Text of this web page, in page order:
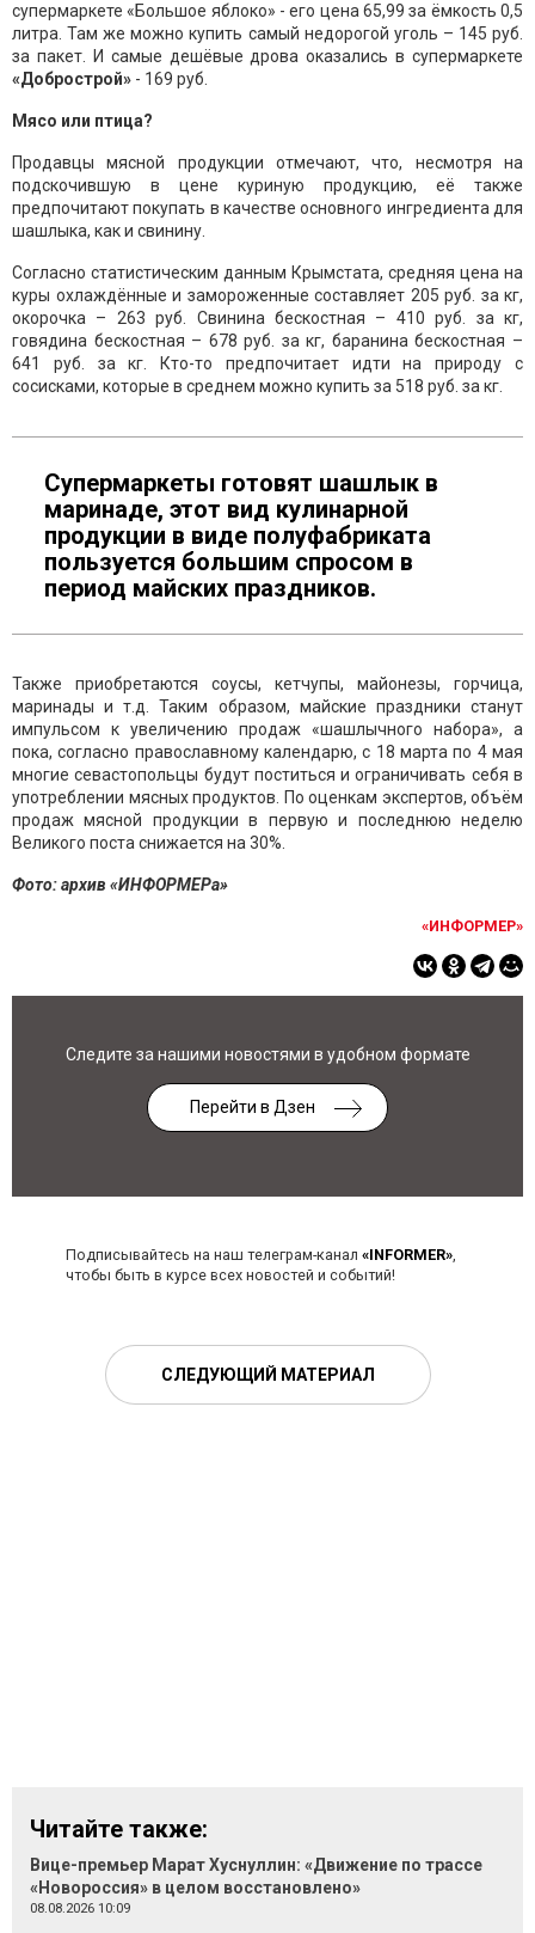
супермаркете «Большое яблоко» - его цена 65,99 за ёмкость 0,5
литра. Там же можно купить самый недорогой уголь – 145 руб.
за пакет. И самые дешёвые дрова оказались в супермаркете
«Добрострой» - 169 руб.
Мясо или птица?
Продавцы мясной продукции отмечают, что, несмотря на
подскочившую в цене куриную продукцию, её также
предпочитают покупать в качестве основного ингредиента для
шашлыка, как и свинину.
Согласно статистическим данным Крымстата, средняя цена на
куры охлаждённые и замороженные составляет 205 руб. за кг,
окорочка – 263 руб. Свинина бескостная – 410 руб. за кг,
говядина бескостная – 678 руб. за кг, баранина бескостная –
641 руб. за кг. Кто-то предпочитает идти на природу с
сосисками, которые в среднем можно купить за 518 руб. за кг.
Супермаркеты готовят шашлык в
маринаде, этот вид кулинарной
продукции в виде полуфабриката
пользуется большим спросом в
период майских праздников.
Также приобретаются соусы, кетчупы, майонезы, горчица,
маринады и т.д. Таким образом, майские праздники станут
импульсом к увеличению продаж «шашлычного набора», а
пока, согласно православному календарю, с 18 марта по 4 мая
многие севастопольцы будут поститься и ограничивать себя в
употреблении мясных продуктов. По оценкам экспертов, объём
продаж мясной продукции в первую и последнюю неделю
Великого поста снижается на 30%.
Фото: архив «ИНФОРМЕРа»
«ИНФОРМЕР»
Следите за нашими новостями в удобном формате
Перейти в Дзен
Подписывайтесь на наш телеграм-канал «INFORMER»,
чтобы быть в курсе всех новостей и событий!
СЛЕДУЮЩИЙ МАТЕРИАЛ
Читайте также:
Вице-премьер Марат Хуснуллин: «Движение по трассе
«Новороссия» в целом восстановлено»
08.08.2026 10:09